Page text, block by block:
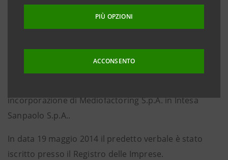
PIÙ OPZIONI
ACCONSENTO
incorporazione di Mediofactoring S.p.A. in Intesa
Sanpaolo S.p.A..
In data 19 maggio 2014 il predetto verbale è stato
iscritto presso il Registro delle Imprese.